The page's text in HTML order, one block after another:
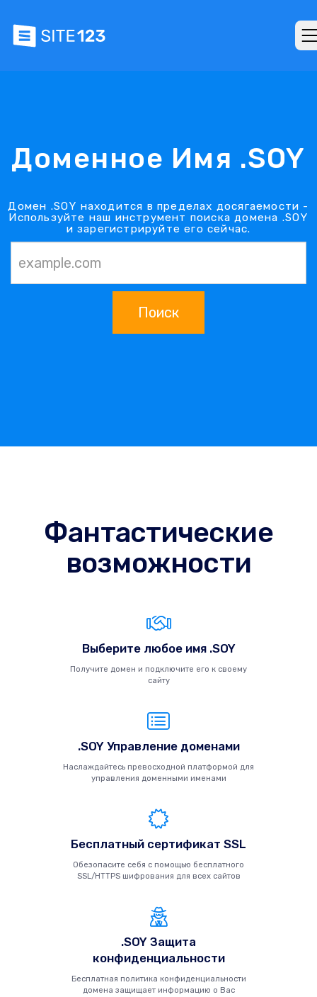
Доменное Имя .SOY
Домен .SOY находится в пределах досягаемости -
Используйте наш инструмент поиска домена .SOY
и зарегистрируйте его сейчас.
Поиск
Фантастические
возможности
Выберите любое имя .SOY
Получите домен и подключите его к своему
сайту
.SOY Управление доменами
Наслаждайтесь превосходной платформой для
управления доменными именами
Бесплатный сертификат SSL
Обезопасите себя с помощью бесплатного
SSL/HTTPS шифрования для всех сайтов
.SOY Защита
конфиденциальности
Бесплатная политика конфиденциальности
домена защищает информацию о Вас